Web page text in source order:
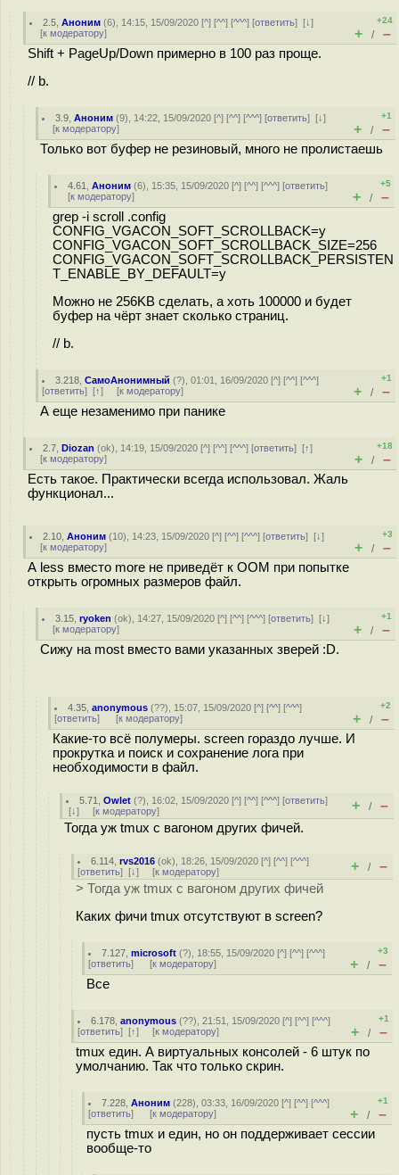
2.5 ,Аноним (6), 14:15, 15/09/2020 [^] [^^] [^^^] [ответить][↓]
[к модератору]
+24
+ / –
Shift + PageUp/Down примерно в 100 раз проще.
// b.
3.9 ,Аноним (9), 14:22, 15/09/2020 [^] [^^] [^^^] [ответить][↓]
[к модератору]
+1
+ / –
Только вот буфер не резиновый, много не пролистаешь
4.61 ,Аноним (6), 15:35, 15/09/2020 [^] [^^] [^^^] [ответить]
[к модератору]
+5
+ / –
grep -i scroll .config
CONFIG_VGACON_SOFT_SCROLLBACK=y
CONFIG_VGACON_SOFT_SCROLLBACK_SIZE=256
CONFIG_VGACON_SOFT_SCROLLBACK_PERSISTEN
T_ENABLE_BY_DEFAULT=y
Можно не 256KB сделать, а хоть 100000 и будет
буфер на чёрт знает сколько страниц.
// b.
3.218 ,СамоАнонимный (?), 01:01, 16/09/2020 [^] [^^] [^^^]
[ответить] [↑] [к модератору]
+1
+ / –
А еще незаменимо при панике
2.7 ,Diozan (ok), 14:19, 15/09/2020 [^] [^^] [^^^] [ответить][↑]
[к модератору]
+18
+ / –
Есть такое. Практически всегда использовал. Жаль
функционал...
2.10 ,Аноним (10), 14:23, 15/09/2020 [^] [^^] [^^^] [ответить][↓]
[к модератору]
+3
+ / –
А less вместо more не приведёт к OOM при попытке
открыть огромных размеров файл.
3.15 ,ryoken (ok), 14:27, 15/09/2020 [^] [^^] [^^^] [ответить][↓]
[к модератору]
+1
+ / –
Сижу на most вместо вами указанных зверей :D.
4.35 ,anonymous (??), 15:07, 15/09/2020 [^] [^^] [^^^]
[ответить] [к модератору]
+2
+ / –
Какие-то всё полумеры. screen гораздо лучше. И
прокрутка и поиск и сохранение лога при
необходимости в файл.
5.71 ,Owlet (?), 16:02, 15/09/2020 [^] [^^] [^^^] [ответить]
[↓] [к модератору] + / –
Тогда уж tmux с вагоном других фичей.
6.114 ,rvs2016 (ok), 18:26, 15/09/2020 [^] [^^] [^^^]
[ответить] [↓] [к модератору] + / –
> Тогда уж tmux с вагоном других фичей
Каких фичи tmux отсутствуют в screen?
7.127 ,microsoft (?), 18:55, 15/09/2020 [^] [^^] [^^^]
[ответить] [к модератору]
+3
+ / –
Все
6.178 ,anonymous (??), 21:51, 15/09/2020 [^] [^^] [^^^]
[ответить] [↑] [к модератору]
+1
+ / –
tmux един. А виртуальных консолей - 6 штук по
умолчанию. Так что только скрин.
7.228 ,Аноним (228), 03:33, 16/09/2020 [^] [^^] [^^^]
[ответить] [к модератору]
+1
+ / –
пусть tmux и един, но он поддерживает сессии
вообще-то